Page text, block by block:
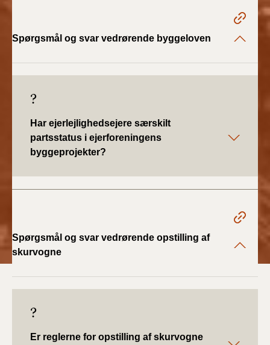
BR18 (1/1 - 30/6
BR18 (29/6 - 31/12
BR18 (1/1-29/6
2021)
2020)
BR18 (4/7-31/12
2019)
Spørgsmål og svar vedrørende byggeloven
?
Har ejerlejlighedsejere særskilt
partsstatus i ejerforeningens
byggeprojekter?
Spørgsmål og svar vedrørende opstilling af
skurvogne
?
Er reglerne for opstilling af skurvogne